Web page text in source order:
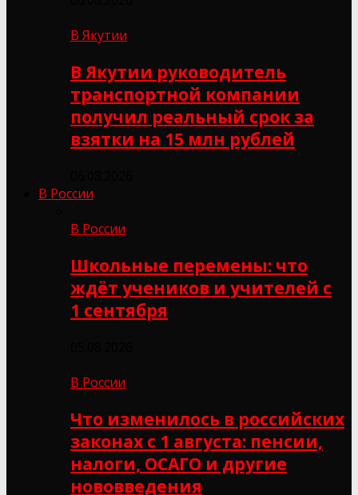
В Якутии
В Якутии руководитель
транспортной компании
получил реальный срок за
взятки на 15 млн рублей
В России
В России
Школьные перемены: что
ждёт учеников и учителей с
1 сентября
В России
Что изменилось в российских
законах с 1 августа: пенсии,
налоги, ОСАГО и другие
нововведения